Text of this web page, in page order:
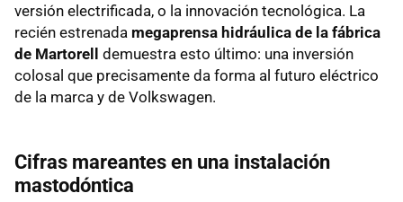
versión electrificada, o la innovación tecnológica. La
recién estrenada megaprensa hidráulica de la fábrica
de Martorell
demuestra esto último: una inversión
colosal que precisamente da forma al futuro eléctrico
de la marca y de Volkswagen.
Cifras mareantes en una instalación
mastodóntica